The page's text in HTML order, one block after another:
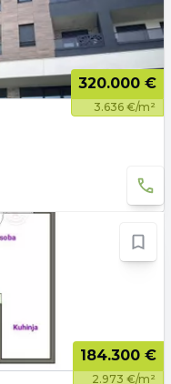
320.000 €
3.636 €/m²
184.300 €
2.973 €/m²